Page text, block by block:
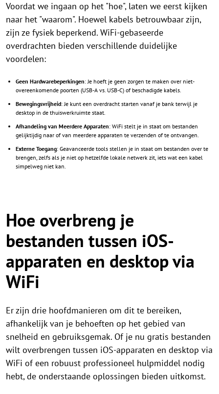
Voordat we ingaan op het "hoe", laten we eerst kijken
naar het "waarom". Hoewel kabels betrouwbaar zijn,
zijn ze fysiek beperkend. WiFi-gebaseerde
overdrachten bieden verschillende duidelijke
voordelen:
Geen Hardwarebeperkingen: Je hoeft je geen zorgen te maken over niet-
overeenkomende poorten (USB-A vs. USB-C) of beschadigde kabels.
Bewegingsvrijheid: Je kunt een overdracht starten vanaf je bank terwijl je
desktop in de thuiswerkruimte staat.
Afhandeling van Meerdere Apparaten: WiFi stelt je in staat om bestanden
gelijktijdig naar of van meerdere apparaten te verzenden of te ontvangen.
Externe Toegang: Geavanceerde tools stellen je in staat om bestanden over te
brengen, zelfs als je niet op hetzelfde lokale netwerk zit, iets wat een kabel
simpelweg niet kan.
Hoe overbreng je
bestanden tussen iOS-
apparaten en desktop via
WiFi
Er zijn drie hoofdmanieren om dit te bereiken,
afhankelijk van je behoeften op het gebied van
snelheid en gebruiksgemak. Of je nu gratis bestanden
wilt overbrengen tussen iOS-apparaten en desktop via
WiFi of een robuust professioneel hulpmiddel nodig
hebt, de onderstaande oplossingen bieden uitkomst.